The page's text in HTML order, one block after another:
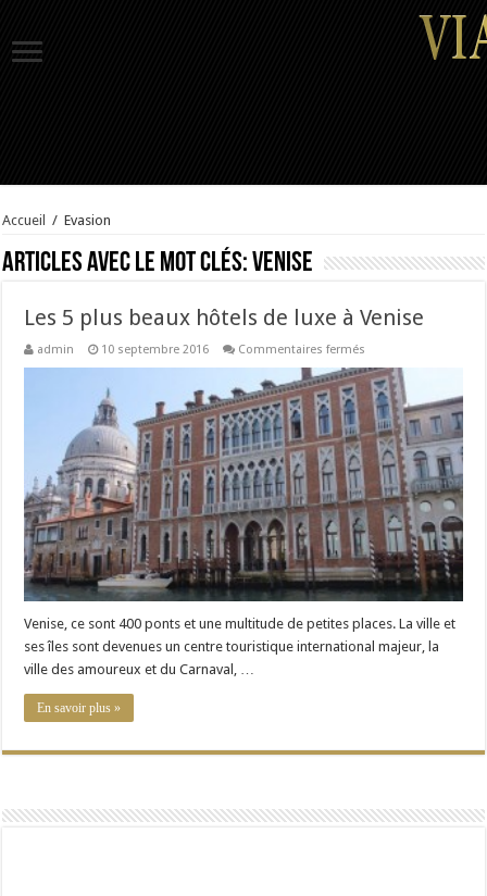
Accueil / Evasion
Articles avec le mot clés:venise
Les 5 plus beaux hôtels de luxe à Venise
admin 10 septembre 2016 Commentaires fermés
5
plus
beaux
hôtels
de
luxe
Venise
Venise, ce sont 400 ponts et une multitude de petites places. La ville et
ses îles sont devenues un centre touristique international majeur, la
ville des amoureux et du Carnaval, …
En savoir plus »